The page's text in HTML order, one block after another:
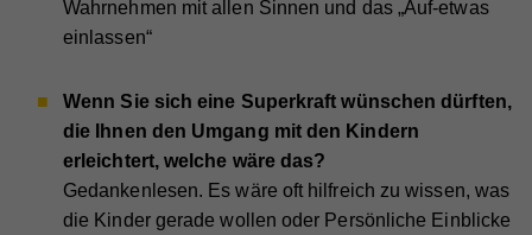
Wahrnehmen mit allen Sinnen und das „Auf-etwas
einlassen“
Wenn Sie sich eine Superkraft wünschen dürften,
die Ihnen den Umgang mit den Kindern
erleichtert, welche wäre das?
Gedankenlesen. Es wäre oft hilfreich zu wissen, was
die Kinder gerade wollen oder Persönliche Einblicke
Laufzeit 7 Tage
Zweck
Barrierefreileiste.
Zweck
Registriert eine eindeutige ID auf mobilen Geräten,
um Tracking basierend auf dem geografischen
Name VISITOR_INFO1_LIVE
Name _fbp
Laufzeit 4 Monate
Zweck
Wird von Facebook genutzt, um eine Reihe von
Werbeprodukten anzuzeigen, zum Beispiel
Echtzeitgebote dritter Werbetreibender.
Statistik
mit unserer Webseite interagieren, indem
Informationen anonym gesammelt und gemeldet
werden. Die gesammelten Informationen helfen uns,
unser Webseitenangebot laufend zu verbessern.
Cookie-Informationen anzeigen